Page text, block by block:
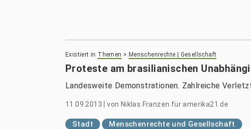
Existiert in Themen > Menschenrechte | Gesellschaft
Proteste am brasilianischen
Landesweite Demonstrationen. Zahlreiche
11.09.2013 |von Niklas Franzen für amerika21.de
Stadt Menschenrechte und Gesellschaft